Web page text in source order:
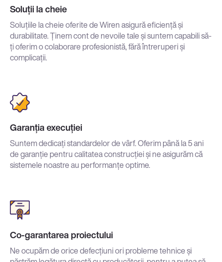
Soluții la cheie
Soluțiile la cheie oferite de Wiren asigură eficiență și
durabilitate. Ținem cont de nevoile tale și suntem capabili să-
ți oferim o colaborare profesionistă, fără întreruperi și
complicații.
Garanția execuției
Suntem dedicați standardelor de vârf. Oferim până la 5 ani
de garanție pentru calitatea construcției și ne asigurăm că
sistemele noastre au performanțe optime.
Co-garantarea proiectului
Ne ocupăm de orice defecțiuni ori probleme tehnice și